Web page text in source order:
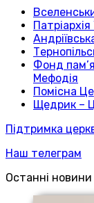
Фонд
Мефодія
Помісна
Щедрик –
Підтримка
Наш телеграм
Останні новини